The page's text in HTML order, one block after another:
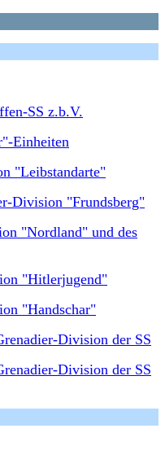
SS z.b.V.
Einheiten
"Leibstandarte"
Division "Frundsberg"
"Nordland" und des
"Hitlerjugend"
"Handschar"
Division der SS
Division der SS